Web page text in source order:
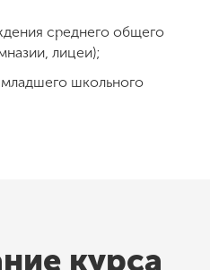
среднего общего
лицеи);
школьного
курса